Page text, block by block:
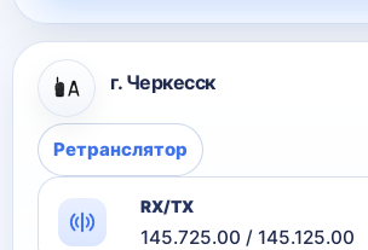
г. Черкесск
Ретранслятор
RX/TX
145.725.00 / 145.125.00